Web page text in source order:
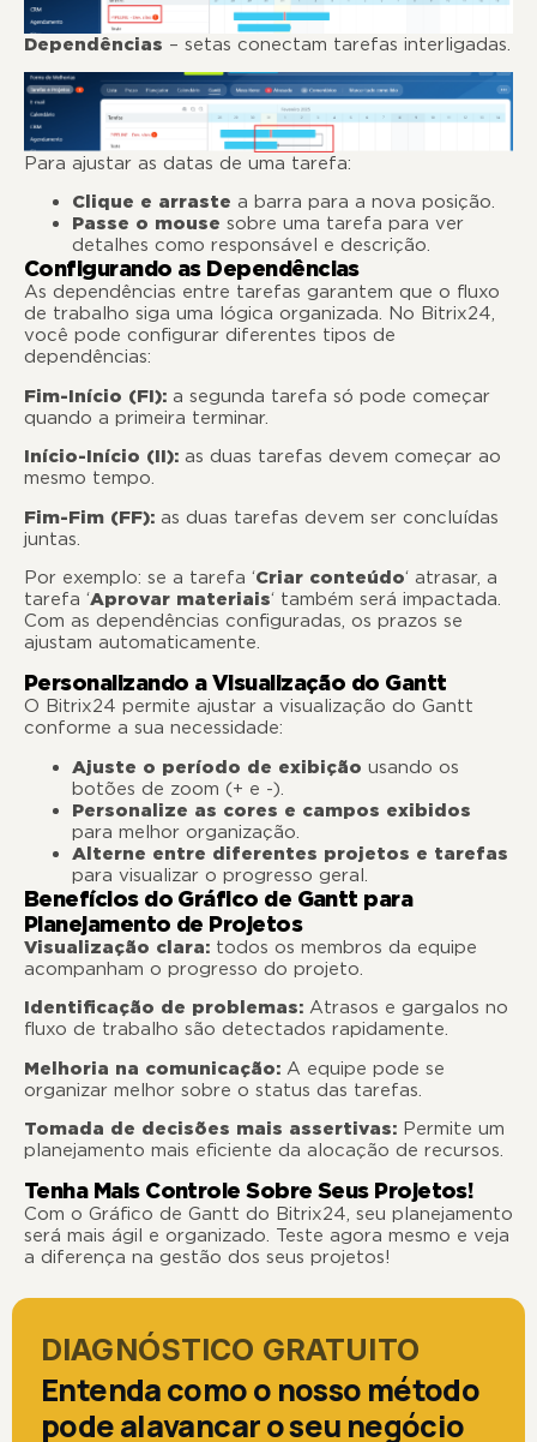
Dependências – setas conectam tarefas interligadas.
Para ajustar as datas de uma tarefa:
Clique e arraste a barra para a nova posição.
Passe o mouse sobre uma tarefa para ver
detalhes como responsável e descrição.
Configurando as Dependências
As dependências entre tarefas garantem que o fluxo
de trabalho siga uma lógica organizada. No Bitrix24,
você pode configurar diferentes tipos de
dependências:
Fim-Início (FI): a segunda tarefa só pode começar
quando a primeira terminar.
Início-Início (II): as duas tarefas devem começar ao
mesmo tempo.
Fim-Fim (FF): as duas tarefas devem ser concluídas
juntas.
Por exemplo: se a tarefa ‘Criar conteúdo‘ atrasar, a
tarefa ‘Aprovar materiais‘ também será impactada.
Com as dependências configuradas, os prazos se
ajustam automaticamente.
Personalizando a Visualização do Gantt
O Bitrix24 permite ajustar a visualização do Gantt
conforme a sua necessidade:
Ajuste o período de exibição usando os
botões de zoom (+ e -).
Personalize as cores e campos exibidos
para melhor organização.
Alterne entre diferentes projetos e tarefas
para visualizar o progresso geral.
Benefícios do Gráfico de Gantt para
Planejamento de Projetos
Visualização clara: todos os membros da equipe
acompanham o progresso do projeto.
Identificação de problemas: Atrasos e gargalos no
fluxo de trabalho são detectados rapidamente.
Melhoria na comunicação: A equipe pode se
organizar melhor sobre o status das tarefas.
Tomada de decisões mais assertivas: Permite um
planejamento mais eficiente da alocação de recursos.
Tenha Mais Controle Sobre Seus Projetos!
Com o Gráfico de Gantt do Bitrix24, seu planejamento
será mais ágil e organizado. Teste agora mesmo e veja
a diferença na gestão dos seus projetos!
DIAGNÓSTICO GRATUITO
Entenda como o nosso método
pode alavancar o seu negócio